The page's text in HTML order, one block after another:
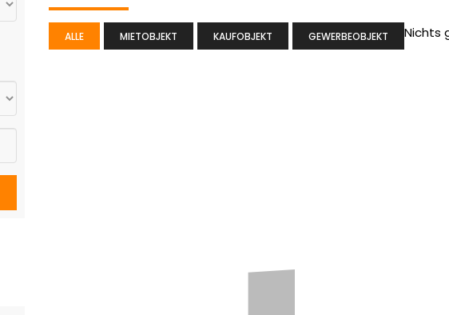
ALLE MIETOBJEKT KAUFOBJEKT GEWERBEOBJEKT Nichts